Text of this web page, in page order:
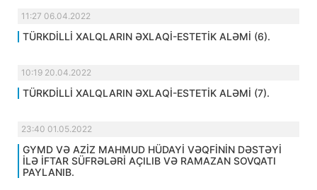
11:27 06.04.2022
TÜRKDİLLİ XALQLARIN ƏXLAQİ-ESTETİK ALƏMİ (6).
10:19 20.04.2022
TÜRKDİLLİ XALQLARIN ƏXLAQİ-ESTETİK ALƏMİ (7).
23:40 01.05.2022
GYMD VƏ AZİZ MAHMUD HÜDAYİ VƏQFİNİN DƏSTƏYİ
İLƏ İFTAR SÜFRƏLƏRİ AÇILIB VƏ RAMAZAN SOVQATI
PAYLANIB.